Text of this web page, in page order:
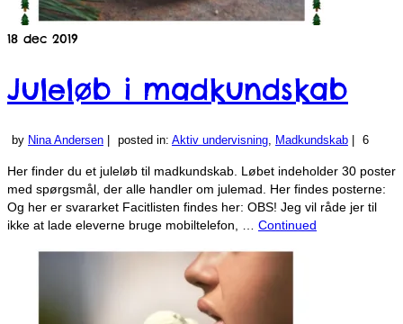
18 dec 2019
Juleløb i madkundskab
by Nina Andersen posted in: Aktiv undervisning, Madkundskab 6
Her finder du et juleløb til madkundskab. Løbet indeholder 30 poster
med spørgsmål, der alle handler om julemad. Her findes posterne:
Og her er svararket Facitlisten findes her: OBS! Jeg vil råde jer til
ikke at lade eleverne bruge mobiltelefon, … Continued